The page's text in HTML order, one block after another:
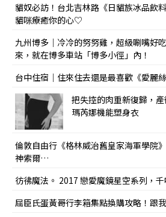
貓奴必訪！台北吉林路《日貓族冰品飲
貓咪療癒你的心♡
九州博多｜冷冷的努努雞，超級唰嘴好
來，就在博多車站「博多小徑」內！
台中住宿｜住來住去還是最喜歡《愛麗
把失控的肉重新復歸，
瑪芮娜機能塑身衣
倫敦自由行《格林威治舊皇家海軍學院
神索爾…
彷彿魔法。 2017 戀愛魔鏡星空系列，
屈臣氏蛋黃哥行李箱集點換購攻略！跟